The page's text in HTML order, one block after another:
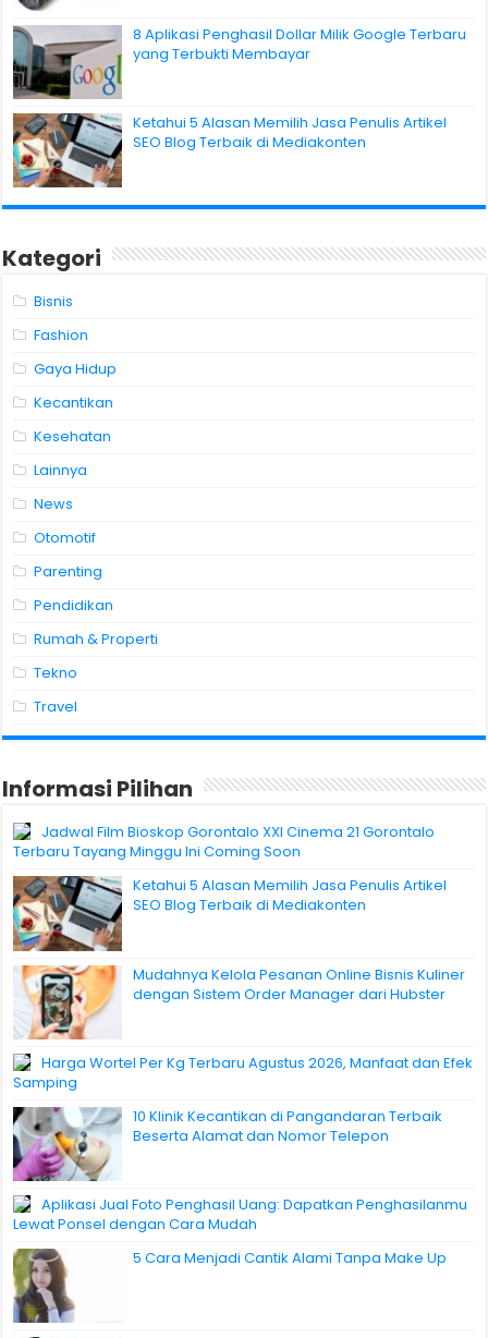
8 Aplikasi Penghasil Dollar Milik Google Terbaru
yang Terbukti Membayar
Ketahui 5 Alasan Memilih Jasa Penulis Artikel
SEO Blog Terbaik di Mediakonten
Kategori
Bisnis
Fashion
Gaya Hidup
Kecantikan
Kesehatan
Lainnya
News
Otomotif
Parenting
Pendidikan
Rumah & Properti
Tekno
Travel
Informasi Pilihan
Jadwal Film Bioskop Gorontalo XXI Cinema 21 Gorontalo
Terbaru Tayang Minggu Ini Coming Soon
Ketahui 5 Alasan Memilih Jasa Penulis Artikel
SEO Blog Terbaik di Mediakonten
Mudahnya Kelola Pesanan Online Bisnis Kuliner
dengan Sistem Order Manager dari Hubster
Harga Wortel Per Kg Terbaru Agustus 2026, Manfaat dan Efek
Samping
10 Klinik Kecantikan di Pangandaran Terbaik
Beserta Alamat dan Nomor Telepon
Aplikasi Jual Foto Penghasil Uang: Dapatkan Penghasilanmu
Lewat Ponsel dengan Cara Mudah
5 Cara Menjadi Cantik Alami Tanpa Make Up